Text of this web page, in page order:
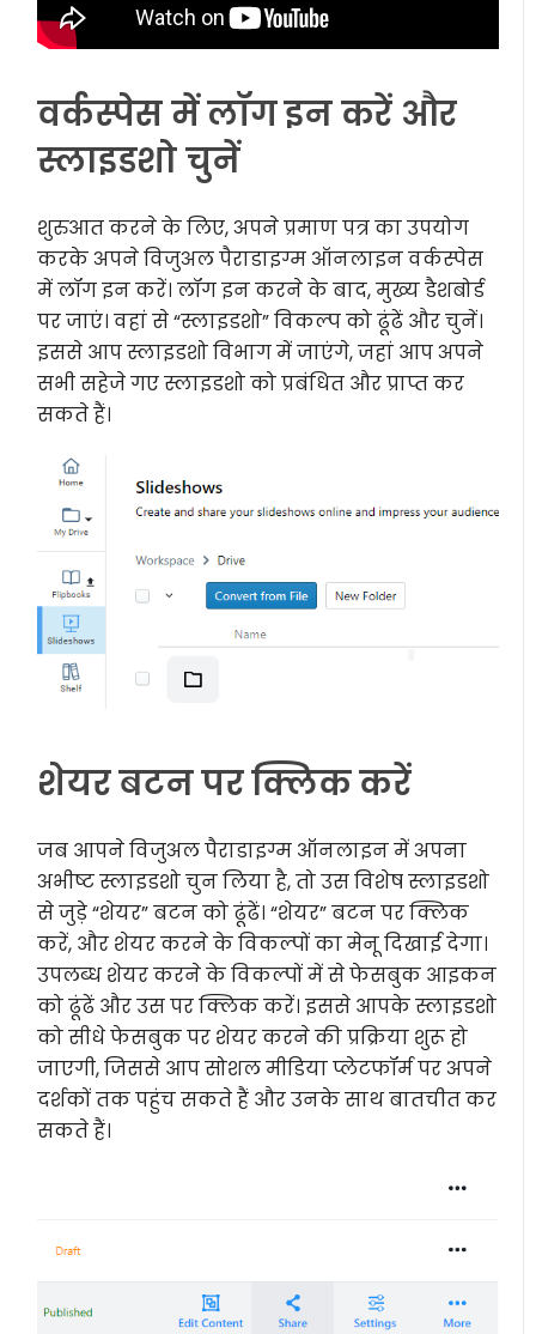
वर्कस्पेस में लॉग इन करें और
स्लाइडशो चुनें
शुरुआत करने के लिए, अपने प्रमाण पत्र का उपयोग
करके अपने विजुअल पैराडाइग्म ऑनलाइन वर्कस्पेस
में लॉग इन करें। लॉग इन करने के बाद, मुख्य डैशबोर्ड
पर जाएं। वहां से “स्लाइडशो” विकल्प को ढूंढें और चुनें।
इससे आप स्लाइडशो विभाग में जाएंगे, जहां आप अपने
सभी सहेजे गए स्लाइडशो को प्रबंधित और प्राप्त कर
सकते हैं।
शेयर बटन पर क्लिक करें
जब आपने विजुअल पैराडाइग्म ऑनलाइन में अपना
अभीष्ट स्लाइडशो चुन लिया है, तो उस विशेष स्लाइडशो
से जुड़े “शेयर” बटन को ढूंढें। “शेयर” बटन पर क्लिक
करें, और शेयर करने के विकल्पों का मेनू दिखाई देगा।
उपलब्ध शेयर करने के विकल्पों में से फेसबुक आइकन
को ढूंढें और उस पर क्लिक करें। इससे आपके स्लाइडशो
को सीधे फेसबुक पर शेयर करने की प्रक्रिया शुरू हो
जाएगी, जिससे आप सोशल मीडिया प्लेटफॉर्म पर अपने
दर्शकों तक पहुंच सकते हैं और उनके साथ बातचीत कर
सकते हैं।